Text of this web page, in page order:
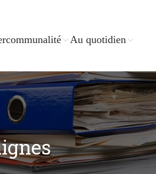
Au quotidien